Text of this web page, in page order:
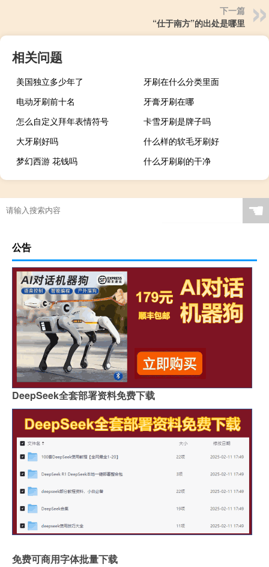
下一篇
“仕于南方”的出处是哪里
相关问题
美国独立多少年了
牙刷在什么分类里面
电动牙刷前十名
牙膏牙刷在哪
怎么自定义拜年表情符号
卡雪牙刷是牌子吗
大牙刷好吗
什么样的软毛牙刷好
梦幻西游 花钱吗
什么牙刷刷的干净
☚
公告
DeepSeek全套部署资料免费下载
免费可商用字体批量下载